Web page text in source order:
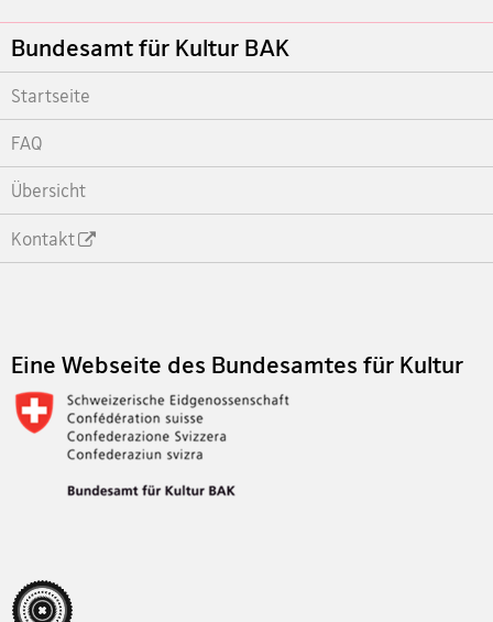
Footer
Bundesamt für Kultur BAK
Startseite
FAQ
Übersicht
Kontakt
Eine Webseite des Bundesamtes für Kultur